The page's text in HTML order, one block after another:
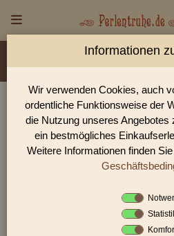
Material/Glassorte Sorte/Form
Größen
Lochdurchmesser
Perlen Shop für
In unserem Perlen Shop finden
Perlen und viele
Sie befinden sich in
geschliffene
Informationen
Wir verwenden Cookies, auch
ordentliche Funktionsweise der
die Nutzung unseres Angebotes
ein bestmögliches
Weitere Informationen finden